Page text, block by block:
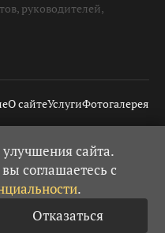
руководителей,
О сайтеУслугиФотогалерея
· При использовании
улучшения сайта.
соглашаетесь с
.
Отказаться